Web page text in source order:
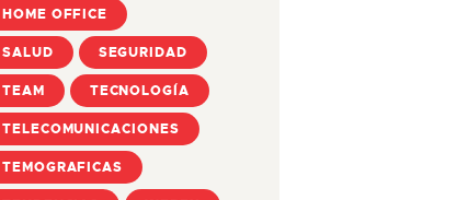
HOME OFFICE
SALUD SEGURIDAD
TEAM TECNOLOGÍA
TELECOMUNICACIONES
TEMOGRAFICAS